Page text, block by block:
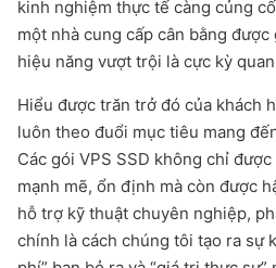
kinh nghiệm thực tế càng củng
một nhà cung cấp cân bằng
hiệu năng vượt trội là cực kỳ
Hiểu được trăn trở đó của khách
luôn theo đuổi mục tiêu mang
Các gói VPS SSD không chỉ
mạnh mẽ, ổn định mà còn được
hỗ trợ kỹ thuật chuyên nghiệp,
chính là cách chúng tôi tạo ra sự